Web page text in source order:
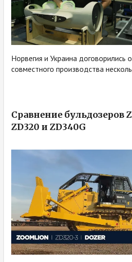
Норвегия и Украина договорились
совместного производства
Сравнение бульдозеров
ZD320 и ZD340G